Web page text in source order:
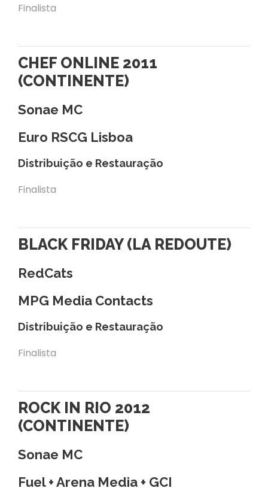
Finalista
CHEF ONLINE 2011
(CONTINENTE)
Sonae MC
Euro RSCG Lisboa
Distribuição e Restauração
Finalista
BLACK FRIDAY (LA REDOUTE)
RedCats
MPG Media Contacts
Distribuição e Restauração
Finalista
ROCK IN RIO 2012
(CONTINENTE)
Sonae MC
Fuel + Arena Media + GCI